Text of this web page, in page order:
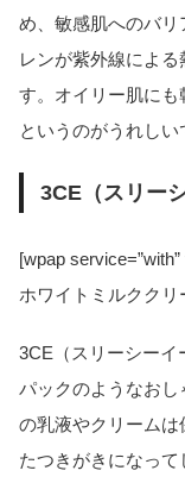
め、敏感肌へのバ
レンが紫外線によ
す。オイリー肌に
というのがうれしい
3CE（スリー
[wpap
ホワイトミルククリ
3CE（スリーシーイ
パックのようなお
の乳液やクリーム
たつきがきになっ